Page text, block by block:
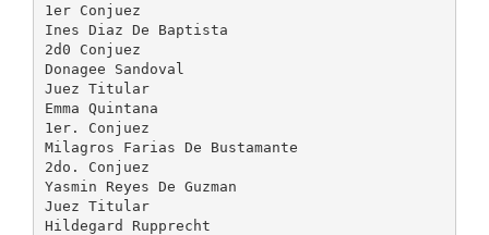
1er Conjuez
Ines Diaz De Baptista
2d0 Conjuez
Donagee Sandoval
Juez Titular
Emma Quintana
1er. Conjuez
Milagros Farias De Bustamante
2do. Conjuez
Yasmin Reyes De Guzman
Juez Titular
Hildegard Rupprecht